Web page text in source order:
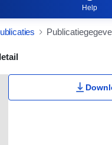
Help
Detail Actions